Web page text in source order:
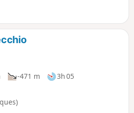
sont parfois exigeants, mais
de reprendre votre souffle tout
lors de votre pause.
-471 m
3h 05